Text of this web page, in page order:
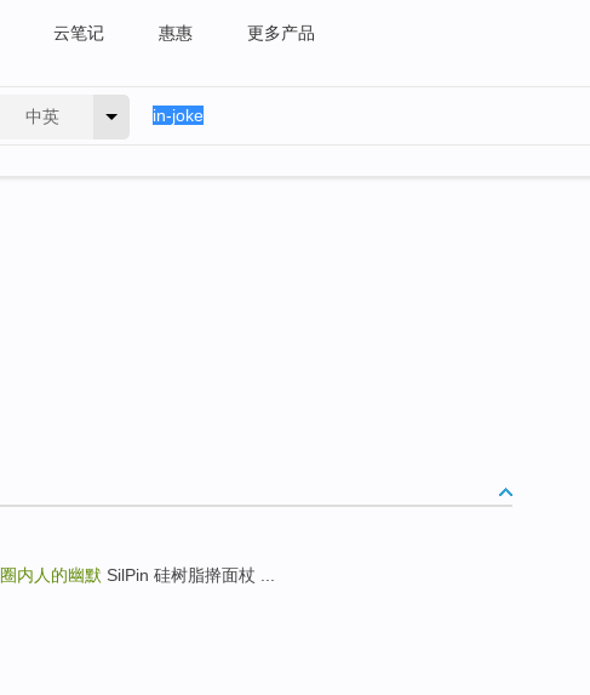
云笔记 惠惠 更多产品
中英
圈内人的幽默 SilPin 硅树脂擀面杖 ...